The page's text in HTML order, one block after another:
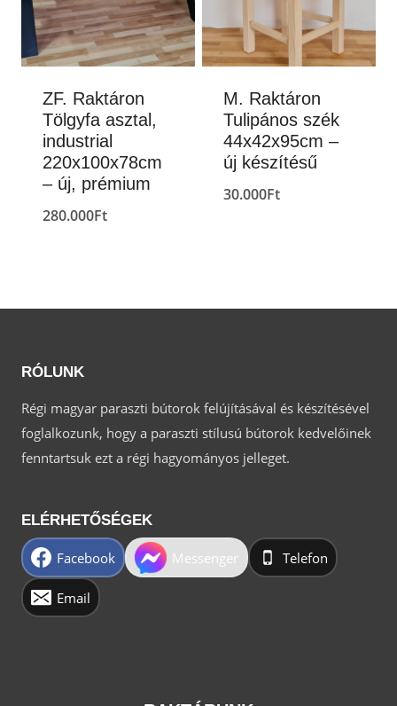
ZF. Raktáron
Tölgyfa asztal,
industrial
220x100x78cm
– új, prémium
280.000Ft
M. Raktáron
Tulipános szék
44x42x95cm –
új készítésű
30.000Ft
RÓLUNK
Régi magyar paraszti bútorok felújításával és készítésével
foglalkozunk, hogy a paraszti stílusú bútorok kedvelőinek
fenntartsuk ezt a régi hagyományos jelleget.
ELÉRHETŐSÉGEK
Facebook Messenger Telefon
Email